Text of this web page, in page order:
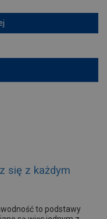
się z każdym
to podstawy